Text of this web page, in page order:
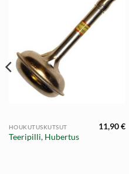
HOUKUTUSKUTSUT
Teeripilli, Hubertus
11,90€